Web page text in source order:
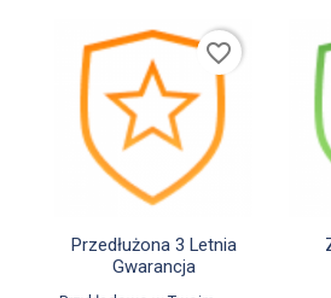
Szybki podgląd
Przedłużona 3 Letnia
Gwarancja
favorite_border